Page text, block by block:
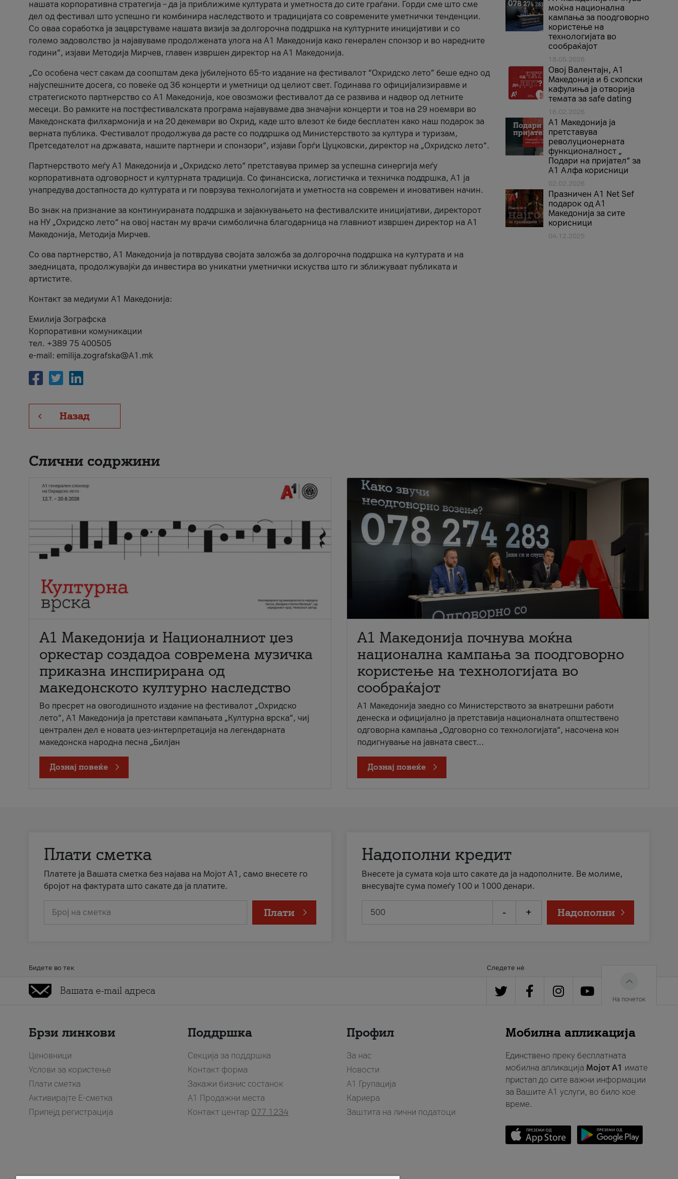
нашата корпоративна стратегија – да ја приближиме културата и уметноста до сите граѓани. Горди сме што сме
дел од фестивал што успешно ги комбинира наследството и традицијата со современите уметнички тенденции.
Со оваа соработка ја зацврстуваме нашата визија за долгорочна поддршка на културните иницијативи и со
големо задоволство ја најавуваме продолжената улога на A1 Македонија како генерален спонзор и во наредните
години“, изјави Методија Мирчев, главен извршен директор на A1 Македонија.
„Со особена чест сакам да соопштам дека јубилејното 65-то издание на фестивалот “Охридско лето” беше едно од
најуспешните досега, со повеќе од 36 концерти и уметници од целиот свет. Годинава го официјализиравме и
стратегиското партнерство со А1 Македонија, кое овозможи фестивалот да се развива и надвор од летните
месеци. Во рамките на постфестивалската програма најавуваме два значајни концерти и тоа на 29 ноември во
Македонската филхармонија и на 20 декември во Охрид, каде што влезот ќе биде бесплатен како наш подарок за
верната публика. Фестивалот продолжува да расте со поддршка од Министерството за култура и туризам,
Претседателот на државата, нашите партнери и спонзори“, изјави Ѓорѓи Цуцковски, директор на „Охридско лето“.
Партнерството меѓу A1 Македонија и „Охридско лето“ претставува пример за успешна синергија меѓу
корпоративната одговорност и културната традиција. Со финансиска, логистичка и техничка поддршка, A1 ја
унапредува достапноста до културата и ги поврзува технологијата и уметноста на современ и иновативен начин.
Во знак на признание за континуираната поддршка и зајакнувањето на фестивалските иницијативи, директорот
на НУ „Охридско лето“ на овој настан му врачи симболична благодарница на главниот извршен директор на A1
Македонија, Методија Мирчев.
Со ова партнерство, A1 Македонија ја потврдува својата заложба за долгорочна поддршка на културата и на
заедницата, продолжувајќи да инвестира во уникатни уметнички искуства што ги зближуваат публиката и
артистите.
Контакт за медиуми А1 Македонија:
Емилија Зографска
Корпоративни комуникации
тел. +389 75 400505
e-mail: emilija.zografska@A1.mk
Назад
моќна национална
кампања за поодговорно
користење на
технологијата во
сообраќајот
18.05.2026
Овој Валентајн, A1
Македонија и 6 скопски
кафулиња ја отворија
темата за safe dating
16.02.2026
А1 Македонија ја
претставува
револуционерната
функционалност „
Подари на пријател“ за
А1 Алфа корисници
02.02.2026
Празничен A1 Net Sеf
подарок од А1
Македонија за сите
корисници
04.12.2025
Слични содржини
А1 Македонија и Националниот џез
оркестар создадоа современа музичка
приказна инспирирана од
македонското културно наследство
Во пресрет на овогодишното издание на фестивалот „Охридско
лето“, А1 Македонија ја претстави кампањата „Културна врска“, чиј
централен дел е новата џез-интерпретација на легендарната
македонска народна песна „Билјан
Дознај повеќе
A1 Македонија почнува моќна
национална кампања за поодговорно
користење на технологијата во
сообраќајот
A1 Македонија заедно со Министерството за внатрешни работи
денеска и официјално ја претставија националната општествено
одговорна кампања „Одговорно со технологијата“, насочена кон
подигнување на јавната свест...
Дознај повеќе
Плати сметка
Платете ја Вашата сметка без најава на Мојот А1, само внесете го
бројот на фактурата што сакате да ја платите.
Број на сметка Плати
Надополни кредит
Внесете ја сумата која што сакате да ја надополните. Ве молиме,
внесувајте сума помеѓу 100 и 1000 денари.
- + Надополни
Бидете во тек Следете нè
На почеток
Брзи линкови
Ценовници
Услови за користење
Плати сметка
Активирајте Е-сметка
Припејд регистрација
Поддршка
Секција за поддршка
Контакт форма
Закажи бизнис состанок
A1 Продажни места
Контакт центар 077 1234
Профил
За нас
Новости
А1 Групација
Кариера
Заштита на лични податоци
Мобилна апликација
Единствено преку бесплатната
мобилна апликација Мојот A1 имате
пристап до сите важни информации
за Вашите A1 услуги, во било кое
време.